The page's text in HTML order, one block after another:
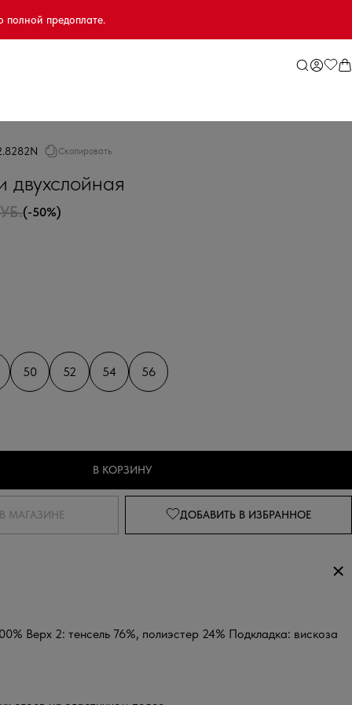
полной предоплате.
Скопировать
(-50%)
50 52 54 56
В КОРЗИНУ
МАГАЗИНЕ ДОБАВИТЬ В ИЗБРАННОЕ
Верх 2: тенсель 76%, полиэстер 24% Подкладка: вискоза